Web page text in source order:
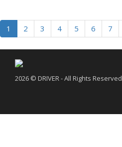
1 2 3 4 5 6 7
2026 © DRIVER - All Rights Reserved